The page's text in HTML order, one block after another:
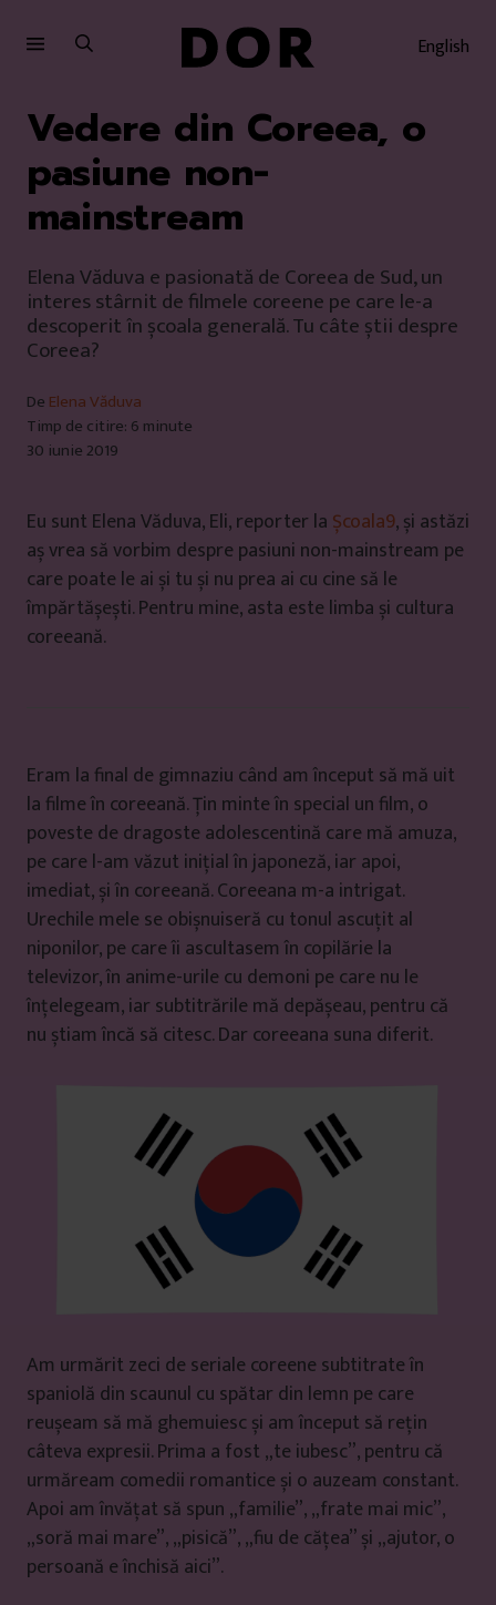
English
Vedere din Coreea, o
pasiune non-
mainstream
Elena Văduva e pasionată de Coreea de Sud, un
interes stârnit de filmele coreene pe care le-a
descoperit în școala generală. Tu câte știi despre
Coreea?
De Elena Văduva
Timp de citire: 6 minute
30 iunie 2019
Eu sunt Elena Văduva, Eli, reporter la Școala9, și astăzi
aș vrea să vorbim despre pasiuni non-mainstream pe
care poate le ai și tu și nu prea ai cu cine să le
împărtășești. Pentru mine, asta este limba și cultura
coreeană.
Eram la final de gimnaziu când am început să mă uit
la filme în coreeană. Țin minte în special un film, o
poveste de dragoste adolescentină care mă amuza,
pe care l-am văzut inițial în japoneză, iar apoi,
imediat, și în coreeană. Coreeana m-a intrigat.
Urechile mele se obișnuiseră cu tonul ascuțit al
niponilor, pe care îi ascultasem în copilărie la
televizor, în anime-urile cu demoni pe care nu le
înțelegeam, iar subtitrările mă depășeau, pentru că
nu știam încă să citesc. Dar coreeana suna diferit.
Am urmărit zeci de seriale coreene subtitrate în
spaniolă din scaunul cu spătar din lemn pe care
reușeam să mă ghemuiesc și am început să rețin
câteva expresii. Prima a fost „te iubesc”, pentru că
urmăream comedii romantice și o auzeam constant.
Apoi am învățat să spun „familie”, „frate mai mic”,
„soră mai mare”, „pisică”, „fiu de cățea” și „ajutor, o
persoană e închisă aici”.